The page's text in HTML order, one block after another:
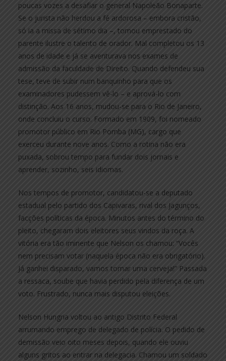
poucas vozes a desafiar o general Napoleão Bonaparte.
Se o jurista não herdou a fé ardorosa – embora cristão,
só ia a missa de sétimo dia –, tomou emprestado do
parente ilustre o talento de orador. Mal completou os 13
anos de idade e já se aventurava nos exames de
admissão da faculdade de Direito. Quando defendeu sua
tese, teve de subir num banquinho para que os
examinadores pudessem vê-lo – e aprová-lo com
distinção. Aos 16 anos, mudou-se para o Rio de Janeiro,
onde concluiu o curso. Formado em 1909, foi nomeado
promotor público em Rio Pomba (MG), cargo que
exerceu durante nove anos. Como a rotina não era
puxada, sobrou tempo para fundar dois jornais e
aprender, sozinho, seis idiomas.
Nos tempos de promotor, candidatou-se a deputado
estadual pelo partido dos Capivaras, rival dos Jagunços,
facções políticas da época. Minutos antes do término do
pleito, chegaram dois eleitores seus vindos da roça. A
vitória era tão iminente que Nelson os chamou: “Vocês
nem precisam votar (naquela época não era obrigatório).
Já ganhei disparado, vamos tomar uma cerveja!” Passada
a ressaca, soube que havia perdido pela diferença de um
voto. Frustrado, nunca mais disputou eleições.
Nelson Hungria voltou ao antigo Distrito Federal
arrumando emprego de delegado de polícia. O pedido de
demissão veio oito meses depois, quando ele ouviu
alguns gritos ao entrar na delegacia. Chamou um soldado